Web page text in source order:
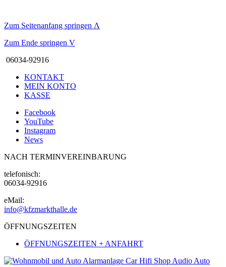
Zum Seitenanfang springen Λ
Zum Ende springen V
06034-92916
KONTAKT
MEIN KONTO
KASSE
Facebook
YouTube
Instagram
News
NACH TERMINVEREINBARUNG
telefonisch:
06034-92916
eMail:
info@kfzmarkthalle.de
ÖFFNUNGSZEITEN
ÖFFNUNGSZEITEN + ANFAHRT